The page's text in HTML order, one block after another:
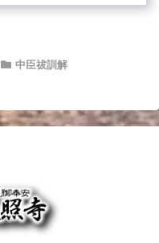
中臣祓訓解